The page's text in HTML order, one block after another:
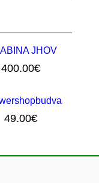
400.00€
49.00€